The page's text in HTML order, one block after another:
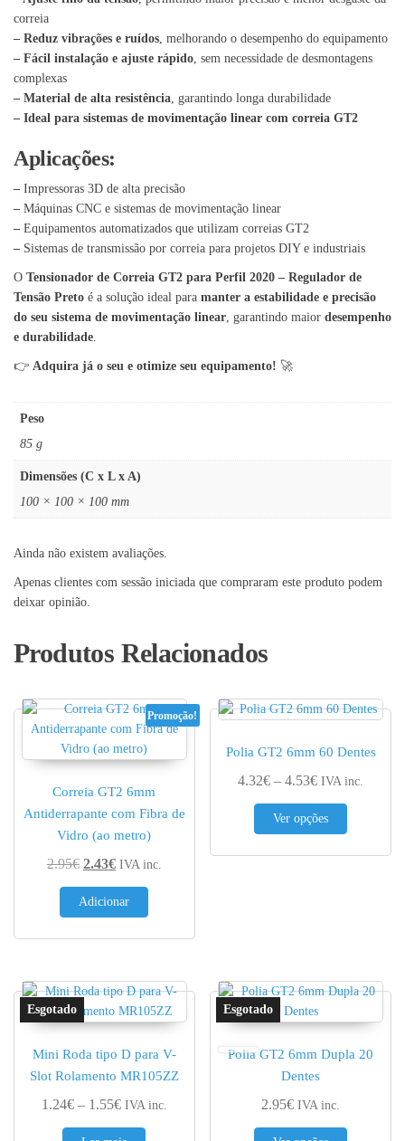
correia
– Reduz vibrações e ruídos, melhorando o desempenho do equipamento
– Fácil instalação e ajuste rápido, sem necessidade de desmontagens
complexas
– Material de alta resistência, garantindo longa durabilidade
– Ideal para sistemas de movimentação linear com correia GT2
Aplicações:
– Impressoras 3D de alta precisão
– Máquinas CNC e sistemas de movimentação linear
– Equipamentos automatizados que utilizam correias GT2
– Sistemas de transmissão por correia para projetos DIY e industriais
O Tensionador de Correia GT2 para Perfil 2020 – Regulador de
Tensão Preto é a solução ideal para manter a estabilidade e precisão
do seu sistema de movimentação linear, garantindo maior desempenho
e durabilidade.
👉 Adquira já o seu e otimize seu equipamento! 🚀
Peso
85 g
Dimensões (C x L x A)
100 × 100 × 100 mm
Ainda não existem avaliações.
Apenas clientes com sessão iniciada que compraram este produto podem
deixar opinião.
Produtos Relacionados
Promoção!
Correia GT2 6mm
Antiderrapante com Fibra de
Vidro (ao metro)
2.95€ O preço original era: 2.95€.
2.43€O preço atual é: 2.43€.
IVA inc.
Adicionar
Polia GT2 6mm 60 Dentes
4.32€ – 4.53€Price range:
IVA inc.
Ver opções
This
Mini Roda tipo D para V-
Slot Rolamento MR105ZZ
1.24€ – 1.55€Price range: 1.24€ through 1.55€
IVA inc.
Polia GT2 6mm Dupla 20
Dentes
2.95€ IVA inc.
This